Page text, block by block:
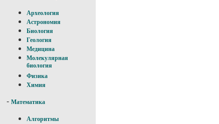
Археология
Астрономия
Биология
Геология
Медицина
Молекулярная
биология
Физика
Химия
- Математика
Алгоритмы